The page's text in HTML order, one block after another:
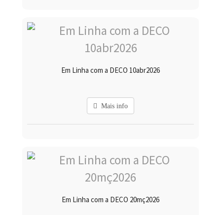
Em Linha com a DECO 10abr2026
Mais info
Em Linha com a DECO 20mç2026